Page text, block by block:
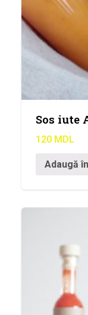
Sos iute
120 MDL
Adaugă